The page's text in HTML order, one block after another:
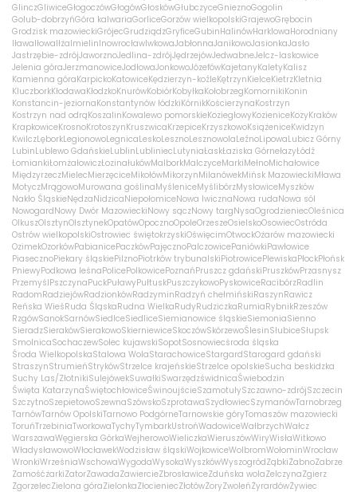
GlinczGliwiceGłogoczówGłogówGłoskówGłubczyceGnieznoGogolin
Golub-dobrzyńGóra kalwariaGorliceGorzów wielkopolskiGrajewoGrębocin
Grodzisk mazowieckiGrójecGrudziądzGryficeGubinHalinówHarklowaHorodniany
IławaIłowaIłżaImielinInowrocławIwkowaJabłonnaJanikowoJasionkaJasło
Jastrzębie-zdrójJaworznoJedlina-zdrójJędrzejówJedwabneJelcz-laskowice
Jelenia góraJerzmanowiceJodłowaJonkowoJózefówKajetanyKaletyKalisz
Kamienna góraKarpickoKatowiceKędzierzyn-koźleKętrzynKielceKietrzKletnia
KluczborkKłodawaKłodzkoKnurówKobiórKobyłkaKołobrzegKomornikiKonin
Konstancin-jeziornaKonstantynów łódzkiKórnikKościerzynaKostrzyn
Kostrzyn nad odrąKoszalinKowalewo pomorskieKoziegłowyKozieniceKozyKraków
KrapkowiceKrosnoKrotoszynKruszwicaKrzepiceKrzyszkowoKsiążeniceKwidzyn
KwilczLęborkLegionowoLegnicaLeskoLesznoLesznowolaLeźnoLipowaLubicz Górny
LubinLublewo GdańskieLublinLubliniecLutyniaŁaskŁaziska GórnełazyŁódź
ŁomiankiŁomżałowiczŁozinałukówMalborkMalczyceMarkiMełnoMichałowice
MiędzyrzeczMielecMierzęciceMikołówMikorzynMilanówekMińsk MazowieckiMława
MotyczMrągowoMurowana goślinaMyśleniceMyślibórzMysłowiceMyszków
Nakło ŚląskieNędzaNidzicaNiepołomiceNowa IwicznaNowa rudaNowa sól
NowogardNowy Dwór MazowieckiNowy sączNowy targNysaOgrodzieniecOleśnica
OlkuszOlsztynOlsztynekOpatówOpocznoOpoleOrzeszeOsielskoOsowiecOstróda
Ostrów wielkopolskiOstrowiec świętokrzyskiOświęcimOtwockOżarów mazowiecki
OzimekOzorkówPabianicePaczkówPajęcznoPalczowicePaniówkiPawłowice
PiasecznoPiekary śląskiePilznoPiotrków trybunalskiPiotrowicePlewiskaPłockPłońsk
PniewyPodkowa leśnaPolicePolkowicePoznańPruszcz gdańskiPruszkówPrzasnysz
PrzemyślPszczynaPuckPuławyPułtuskPuszczykowoPyskowiceRacibórzRadlin
RadomRadziejówRadzionkówRadzyminRadzyń chełmińskiRaszynRawicz
Reńska WieśRuda ŚląskaRudna WielkaRudyRudziczkaRumiaRybnikRzeszów
RzgówSanokSarnówSiedlceSiedliceSiemianowice śląskieSiemoniaSienno
SieradzSierakówSierakowoSkierniewiceSkoczówSkórzewoŚlesinSłubiceSłupsk
SmolnicaSochaczewSolec kujawskiSopotSosnowiecśroda śląska
Środa WielkopolskaStalowa WolaStarachowiceStargardStarogard gdański
StraszynStrumieńStrykówStrzelce krajeńskieStrzelce opolskieSucha beskidzka
Suchy Las/ZłotnikiSulejówekSuwałkiSwarzędzświdnicaŚwiebodzin
Święta KatarzynaŚwiętochłowiceŚwinoujścieSzamotułySzczawno-zdrójSzczecin
SzczytnoSzepietowoSzewnaSzówskoSzprotawaSzydłowiecSzymanówTarnobrzeg
TarnówTarnów OpolskiTarnowo PodgórneTarnowskie góryTomaszów mazowiecki
ToruńTrzebiniaTworkowaTychyTymbarkUstrońWadowiceWałbrzychWałcz
WarszawaWęgierska GórkaWejherowoWieliczkaWieruszówWiryWisłaWitkowo
WładysławowoWłocławekWodzisław śląskiWojkowiceWolbromWołominWrocław
WronkiWrześniaWschowaWygodaWysokaWyszkówWyszogródZąbkiŻabnoZabrze
ZamośćżarkiZatorZawadaZawiercieZbrosławiceZduńska wolaZelczynaZgierz
ZgorzelecZielona góraZielonkaZłocieniecZłotówŻoryZwoleńŻyrardówŻywiec